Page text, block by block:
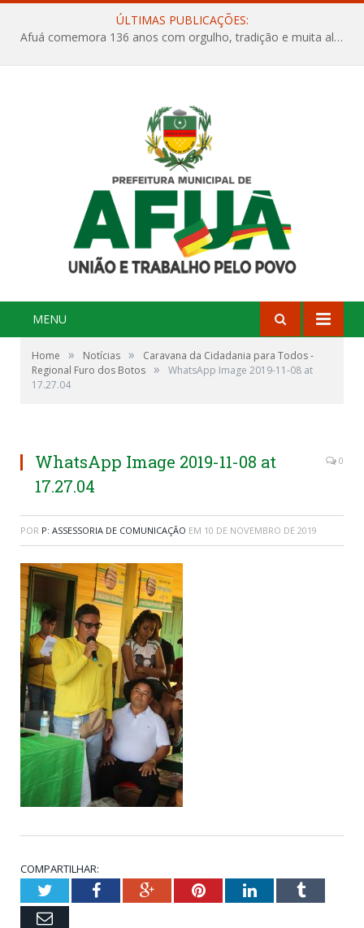
ÚLTIMAS PUBLICAÇÕES:
Afuá comemora 136 anos com orgulho, tradição e muita alegria na Quadra Dr. Nelson Salomão
MENU
Home » Notícias »
Caravana da Cidadania para Todos -
Regional Furo dos Botos »
WhatsApp Image 2019-11-08 at
17.27.04
WhatsApp Image 2019-11-08 at
17.27.04
0
POR P: ASSESSORIA DE COMUNICAÇÃO EM 10 DE NOVEMBRO DE 2019
COMPARTILHAR:
TwitterFacebookGoogle+PinterestLinkedInTumblr
Email